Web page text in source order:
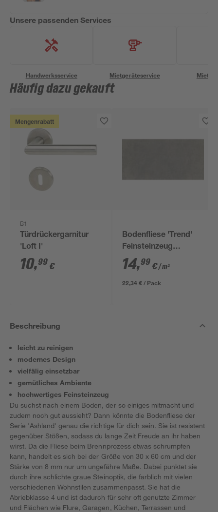
Unsere passenden Services
Handwerksservice Mietgeräteservice
Häufig dazu gekauft
Mengenrabatt
B1
Türdrückergarnitur
'Loft I'
10,99 €
Bodenfliese 'Trend'
Feinsteinzeug
anthrazit 30,5 x 61 cm
14,99 €/ m²
22,34 € / Pack
Beschreibung
leicht zu reinigen
modernes Design
vielfälig einsetzbar
gemütliches Ambiente
hochwertiges Feinsteinzeug
Du suchst nach einem Boden, der so einiges mitmacht und
zudem noch gut aussieht? Dann könnte die Bodenfliese der
Serie 'Ashland' genau die richtige für dich sein. Sie ist resistent
gegenüber Stößen, sodass du lange Zeit Freude an ihr haben
wirst. Da die Fliese beim Brennprozess etwas schrumpfen
kann, handelt es sich bei der Größe von 30 x 60 cm und der
Stärke von 8 mm nur um ungefähre Maße. Dabei punktet sie
durch ihre schlichte graue Steinoptik, die farblich mit vielen
verschiedenen Wohnstilen zusammenpasst. Sie hat die
Abriebklasse 4 und ist dadurch für sehr oft genutzte Zimmer
und Flächen wie Flure, Garagen, Küchen, Terrassen und